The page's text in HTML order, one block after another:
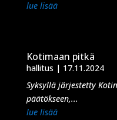
lue lisää
Kotimaan pitkä
hallitus | 17.11.2024
Syksyllä järjestetty
päätökseen,...
lue lisää